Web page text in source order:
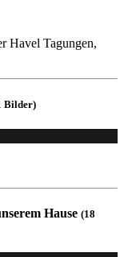
Bilder)
Hause (18